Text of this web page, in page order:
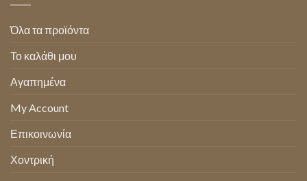
Όλα τα προϊόντα
Το καλάθι μου
Αγαπημένα
My Account
Επικοινωνία
Χοντρική